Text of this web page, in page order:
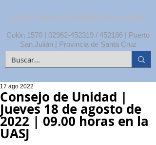
UNPA | UNIDAD ACADÉMICA SAN JULIÁN
Colón 1570 | 02962-452319 / 452186 | Puerto
San Julián | Provincia de Santa Cruz
Consejo de Unidad |
Jueves 18 de agosto de
2022 | 09.00 horas en la
UASJ
17 ago 2022